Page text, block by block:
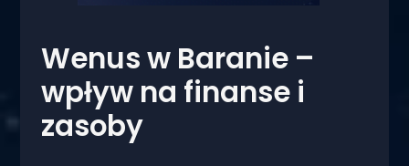
Wenus w Baranie –
wpływ na finanse i
zasoby